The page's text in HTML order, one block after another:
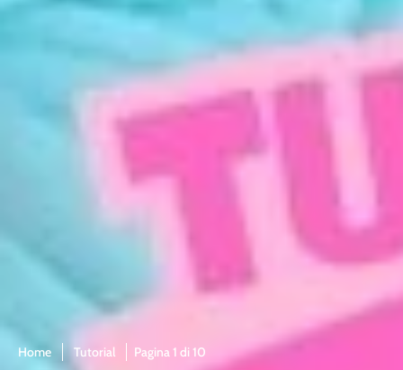
Home Tutorial Pagina 1 di 10